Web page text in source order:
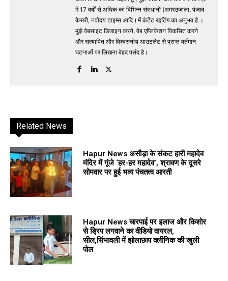
में 17 वर्षों से अधिक का विभिन्न संस्थानों (अमरउजाला, पंजाब
केसरी, नवोदय टाइम्स आदि ) में कंटेंट रइटिंग का अनुभव है ।
मुझे वेबसाइट डिजाइन करने, वेब एप्लिकेशन विकसित करने
और सत्यापित और विश्वसनीय आउटलेट से प्राप्त वर्तमान
घटनाओं पर लिखना बेहद पसंद है।
Related News
Hapur News असौड़ा के संकट हारी महादेव
मंदिर में गूंजे ‘हर-हर महादेव’, श्रावण के दूसरे
सोमवार पर हुई भव्य पंचतत्व आरती
Hapur News चारपाई पर इलाज और किशोर
से ड्रिप लगवाने का वीडियो वायरल,
सील,सिंभावली में झोलाछाप क्लीनिक की खुली
पोल